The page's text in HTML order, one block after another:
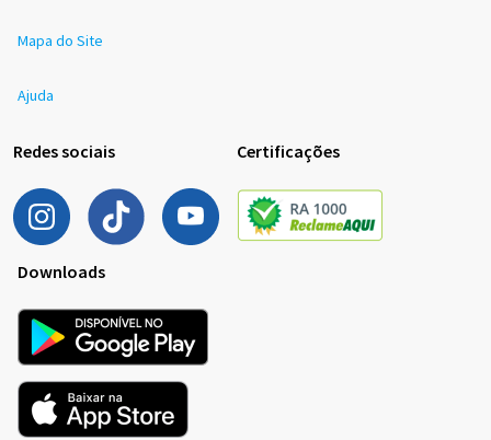
Mapa do Site
Ajuda
Redes sociais Certificações
Downloads